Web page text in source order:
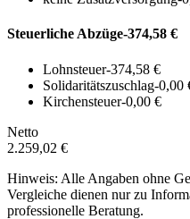
Steuerliche Abzüge-374,58 €
Lohnsteuer-374,58 €
Solidaritätszuschlag-0,00
Kirchensteuer-0,00 €
Netto
2.259,02 €
Hinweis: Alle Angaben ohne
Vergleiche dienen nur zu
professionelle Beratung.